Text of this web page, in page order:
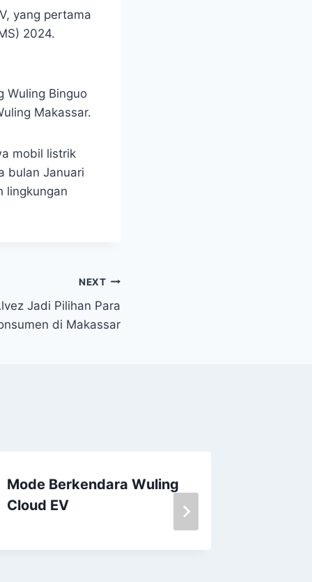
yang pertama
2024.
Wuling Binguo
Makassar.
mobil listrik
bulan Januari
lingkungan
NEXT
Jadi Pilihan Para
di Makassar
Mode Berkendara Wuling
Cloud EV